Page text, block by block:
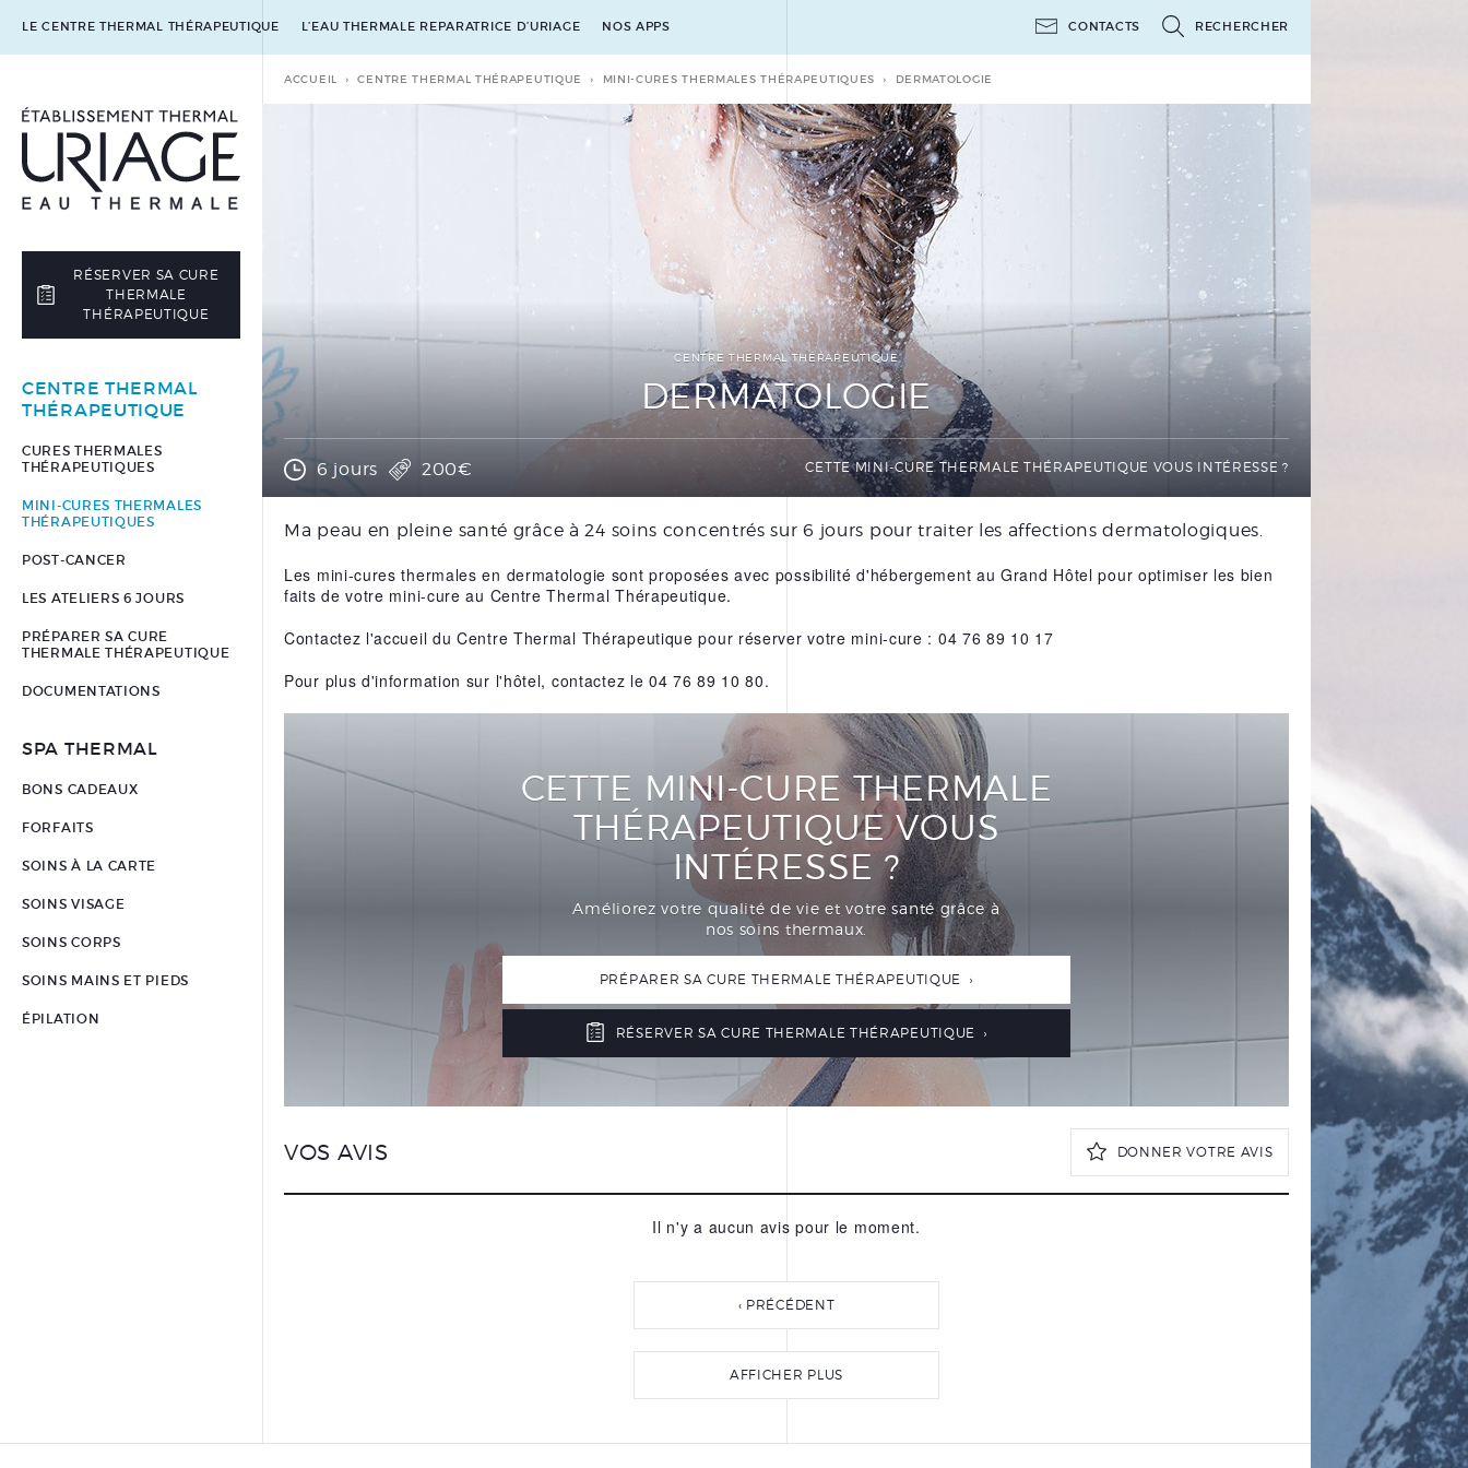
CONTACTS RECHERCHER
LE CENTRE THERMAL THÉRAPEUTIQUE L’EAU THERMALE REPARATRICE D’URIAGE NOS APPS
RÉSERVER SA CURE
THERMALE
THÉRAPEUTIQUE
CENTRE THERMAL
THÉRAPEUTIQUE
CURES THERMALES
THÉRAPEUTIQUES
MINI-CURES THERMALES
THÉRAPEUTIQUES
POST-CANCER
LES ATELIERS 6 JOURS
PRÉPARER SA CURE
THERMALE THÉRAPEUTIQUE
DOCUMENTATIONS
SPA THERMAL
BONS CADEAUX
FORFAITS
SOINS À LA CARTE
SOINS VISAGE
SOINS CORPS
SOINS MAINS ET PIEDS
ÉPILATION
ACCUEIL CENTRE THERMAL THÉRAPEUTIQUE MINI-CURES THERMALES THÉRAPEUTIQUES DERMATOLOGIE
CENTRE THERMAL THÉRAPEUTIQUE
DERMATOLOGIE
6 jours 200€ CETTE MINI-CURE THERMALE THÉRAPEUTIQUE VOUS INTÉRESSE ?
Ma peau en pleine santé grâce à 24 soins concentrés sur 6 jours pour traiter les affections dermatologiques.
Les mini-cures thermales en dermatologie sont proposées avec possibilité d'hébergement au Grand Hôtel pour optimiser les bien
faits de votre mini-cure au Centre Thermal Thérapeutique.
Contactez l'accueil du Centre Thermal Thérapeutique pour réserver votre mini-cure : 04 76 89 10 17
Pour plus d'information sur l'hôtel, contactez le 04 76 89 10 80.
CETTE MINI-CURE THERMALE
THÉRAPEUTIQUE VOUS
INTÉRESSE ?
Améliorez votre qualité de vie et votre santé grâce à
nos soins thermaux.
PRÉPARER SA CURE THERMALE THÉRAPEUTIQUE ›
RÉSERVER SA CURE THERMALE THÉRAPEUTIQUE ›
VOS AVIS DONNER VOTRE AVIS
VOTRE NOM*
Il n'y a aucun avis pour le moment.
‹ PRÉCÉDENT
AFFICHER PLUS